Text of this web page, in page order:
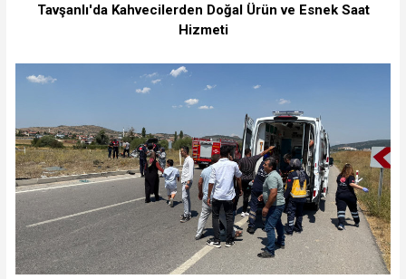
Tavşanlı'da Kahvecilerden Doğal Ürün ve Esnek Saat
Hizmeti